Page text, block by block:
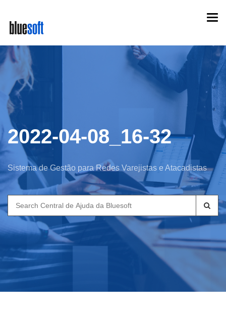
main
content
2022-04-08_16-32
Sistema de Gestão para Redes Varejistas e Atacadistas
Search
for: